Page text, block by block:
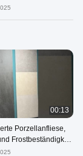
00:13
Porzellanfliese,
Frostbeständigkeit